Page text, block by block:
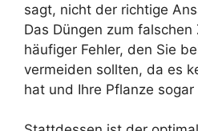
sagt, nicht der richtige
Das Düngen zum
häufiger Fehler, den Sie
vermeiden sollten, da es
hat und Ihre Pflanze